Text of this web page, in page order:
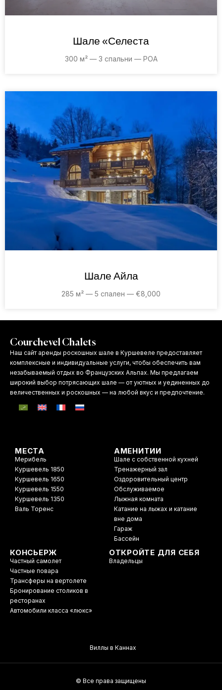
Шале «Селеста
300 м² — 3 спальни — POA
Шале Айла
285 м² — 5 спален — €8,000
Courchevel Chalets
Наш сайт аренды роскошных шале в Куршевеле предоставляет
комплексные и индивидуальные услуги, чтобы обеспечить вам
незабываемый отдых во Французских Альпах. Мы предлагаем
широкий выбор потрясающих шале — от уютных и уединенных до
величественных и роскошных — на любой вкус и предпочтение.
МЕСТА
Мерибель
Куршевель 1850
Куршевель 1650
Куршевель 1550
Куршевель 1350
Валь Торенс
АМЕНИТИИ
Шале с собственной кухней
Тренажерный зал
Оздоровительный центр
Обслуживаемое
Лыжная комната
Катание на лыжах и катание
вне дома
Гараж
Бассейн
КОНСЬЕРЖ
Частный самолет
Частные повара
Трансферы на вертолете
Бронирование столиков в
ресторанах
Автомобили класса «люкс»
ОТКРОЙТЕ ДЛЯ СЕБЯ
Владельцы
© Все права защищены